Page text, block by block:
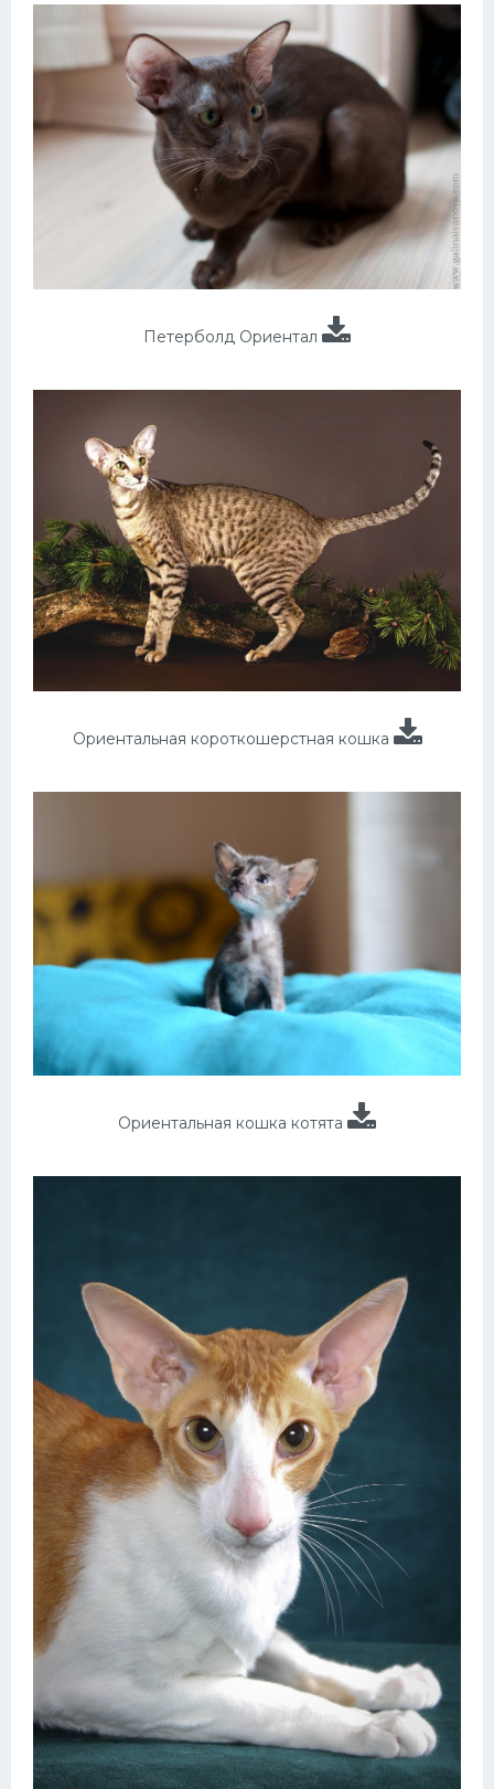
Петерболд Ориентал
Ориентальная короткошерстная кошка
Ориентальная кошка котята